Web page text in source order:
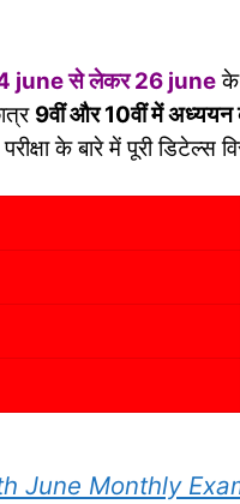
june से लेकर 26 june के
9वीं और 10वीं में अध्ययन
के बारे में पूरी डिटेल्स
June Monthly Exam